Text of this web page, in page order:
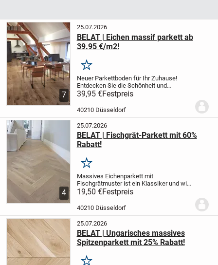
7
25.07.2026
BELAT | Eichen massif parkett ab
39.95 €/m2!
Merken
Neuer Parkettboden für Ihr Zuhause!
Entdecken Sie die Schönheit und
Langlebigkeit von Parkettböden bei Belat!
Qualität extra, extra rustikal:
(geschlossene Äste und große
Farbunterschiede)
39,95 €Festpreis
40210 Düsseldorf
4
25.07.2026
BELAT | Fischgrät-Parkett mit 60%
Rabatt!
Merken
Massives Eichenparkett mit
Fischgrätmuster ist ein Klassiker und wir
bei Belat bieten es in allen Qualitäten an:
extra rustikal, rustikal, select oder
premium.Extra extra rustikal 16 x 50 x
19,50 €Festpreis
40210 Düsseldorf
25.07.2026
BELAT | Ungarisches massives
Spitzenparkett mit 25% Rabatt!